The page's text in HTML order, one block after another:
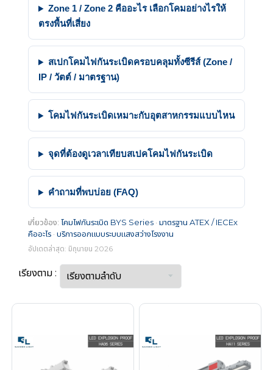
Zone 1 / Zone 2 คืออะไร เลือกโคมอย่างไรให้
ตรงพื้นที่เสี่ยง
สเปกโคมไฟกันระเบิดครอบคลุมทั้งซีรีส์ (Zone /
IP / วัตต์ / มาตรฐาน)
โคมไฟกันระเบิดเหมาะกับอุตสาหกรรมแบบไหน
จุดที่ต้องดูเวลาเทียบสเปคโคมไฟกันระเบิด
คำถามที่พบบ่อย (FAQ)
เกี่ยวข้อง: โคมไฟกันระเบิด BYS Series · มาตรฐาน ATEX / IECEx
คืออะไร · บริการออกแบบระบบแสงสว่างโรงงาน
อัปเดตล่าสุด: มิถุนายน 2026
เรียงตาม :